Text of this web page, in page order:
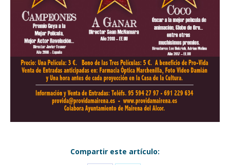
Compartir este artículo: